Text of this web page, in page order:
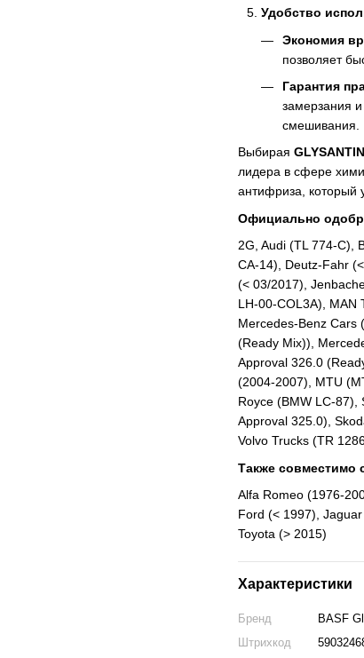
Удобство
Экономия
позволяет
Гарантия
замерзания и
смешивания.
Выбирая
лидера в сфере
антифриза, который
Официально
2G, Audi (TL 774-C),
CA-14), Deutz-Fahr
(< 03/2017),
LH-00-COL3A), MAN
Mercedes-Benz Cars
(Ready Mix)),
Approval 326.0
(2004-2007), MTU
Royce (BMW LC-87),
Approval 325.0),
Volvo Trucks (TR
Также совместимо
Alfa Romeo (1976-
Ford (< 1997),
Toyota (> 2015)
Характеристики
Бренд
BASF
Штрихкод